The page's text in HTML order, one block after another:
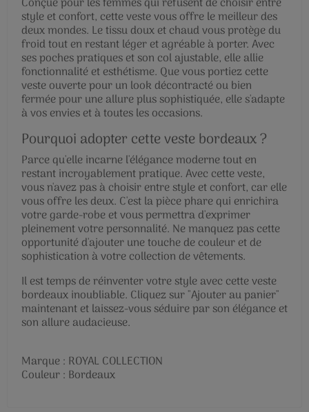
style et confort, cette veste vous offre le meilleur des
deux mondes. Le tissu doux et chaud vous protège du
froid tout en restant léger et agréable à porter. Avec
ses poches pratiques et son col ajustable, elle allie
fonctionnalité et esthétisme. Que vous portiez cette
veste ouverte pour un look décontracté ou bien
fermée pour une allure plus sophistiquée, elle s'adapte
à vos envies et à toutes les occasions.
Pourquoi adopter cette veste bordeaux ?
Parce qu'elle incarne l'élégance moderne tout en
restant incroyablement pratique. Avec cette veste,
vous n'avez pas à choisir entre style et confort, car elle
vous offre les deux. C'est la pièce phare qui enrichira
votre garde-robe et vous permettra d'exprimer
pleinement votre personnalité. Ne manquez pas cette
opportunité d'ajouter une touche de couleur et de
sophistication à votre collection de vêtements.
Il est temps de réinventer votre style avec cette veste
bordeaux inoubliable. Cliquez sur "Ajouter au panier"
maintenant et laissez-vous séduire par son élégance et
son allure audacieuse.
Marque : ROYAL COLLECTION
Couleur : Bordeaux